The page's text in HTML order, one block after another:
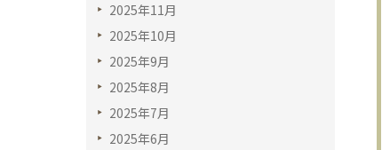
2025年11月
2025年10月
2025年9月
2025年8月
2025年7月
2025年6月